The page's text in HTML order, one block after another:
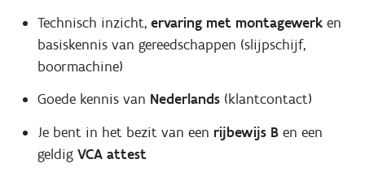
Technisch inzicht, ervaring met montagewerken
basiskennis van gereedschappen (slijpschijf,
boormachine)
Goede kennis van Nederlands(klantcontact)
Je bent in het bezit van een rijbewijs B en een
geldig VCA attest